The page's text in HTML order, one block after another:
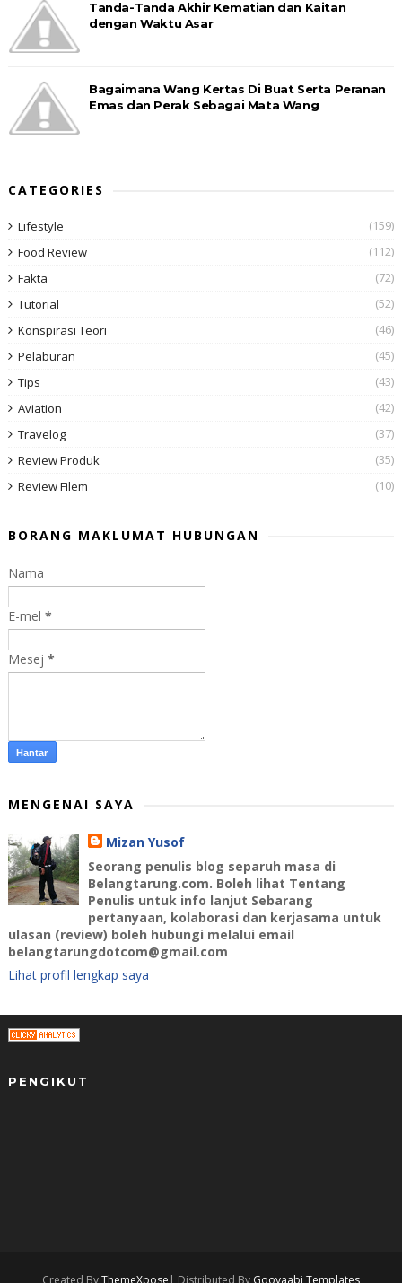
Tanda-Tanda Akhir Kematian dan Kaitan
dengan Waktu Asar
Bagaimana Wang Kertas Di Buat Serta Peranan
Emas dan Perak Sebagai Mata Wang
CATEGORIES
Lifestyle
(159)
Food Review
(112)
Fakta
(72)
Tutorial
(52)
Konspirasi Teori
(46)
Pelaburan
(45)
Tips
(43)
Aviation
(42)
Travelog
(37)
Review Produk
(35)
Review Filem
(10)
BORANG MAKLUMAT HUBUNGAN
Nama
E-mel *
Mesej *
MENGENAI SAYA
Mizan Yusof
Seorang penulis blog separuh masa di
Belangtarung.com. Boleh lihat Tentang
Penulis untuk info lanjut Sebarang
pertanyaan, kolaborasi dan kerjasama untuk
ulasan (review) boleh hubungi melalui email
belangtarungdotcom@gmail.com
Lihat profil lengkap saya
PENGIKUT